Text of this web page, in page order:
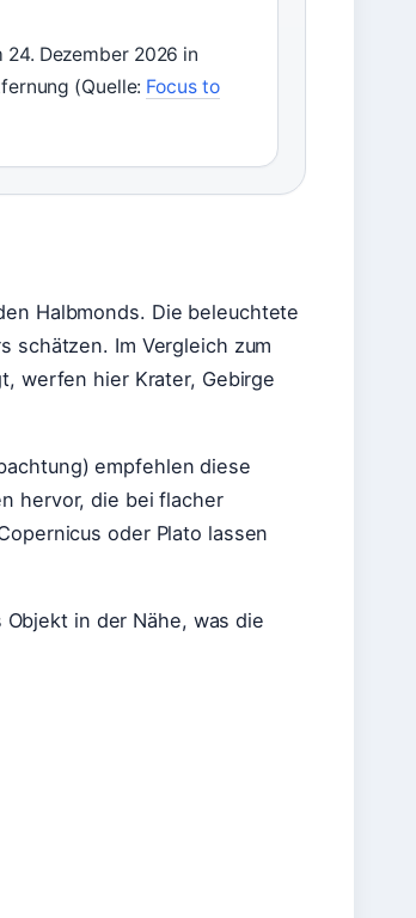
24. Dezember 2026 in
(Quelle: Focus to
Halbmonds. Die beleuchtete
schätzen. Im Vergleich zum
werfen hier Krater, Gebirge
empfehlen diese
hervor, die bei flacher
oder Plato lassen
in der Nähe, was die